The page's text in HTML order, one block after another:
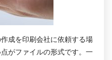
成を印刷会社に依頼する場
がファイルの形式です。一